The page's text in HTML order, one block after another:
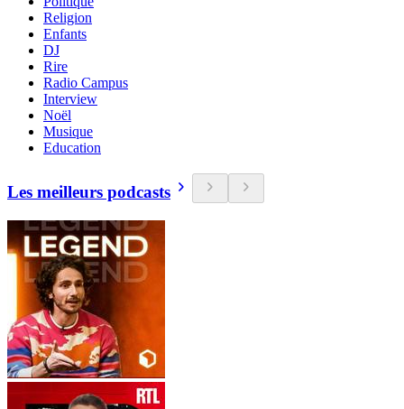
Religion
Enfants
DJ
Rire
Radio Campus
Interview
Noël
Musique
Education
Les meilleurs podcasts